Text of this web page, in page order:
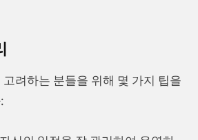
려하는 분들을 위해 몇 가지 팁을